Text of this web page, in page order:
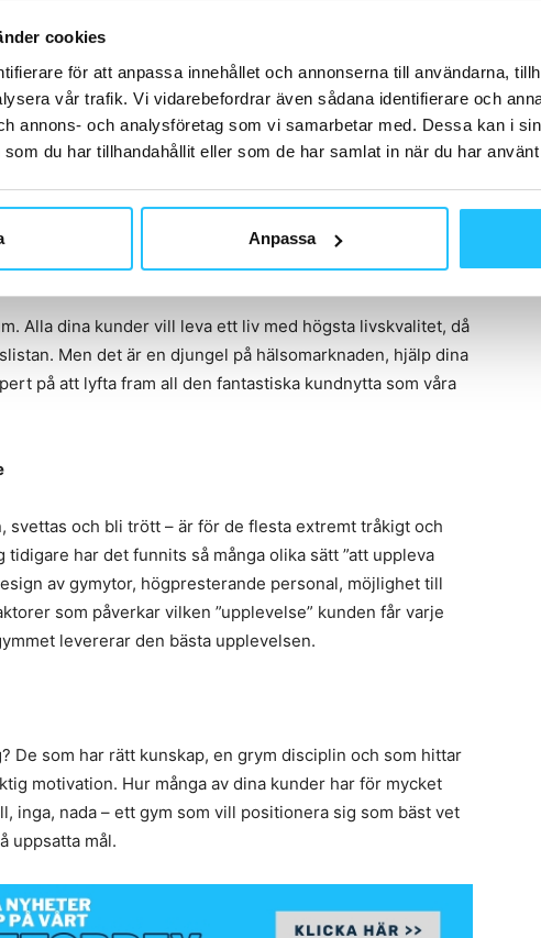
cookies
för att anpassa innehållet och annonserna till användarna,
vår trafik. Vi vidarebefordrar även sådana identifierare och
annons- och analysföretag som vi samarbetar med. Dessa kan i
du har tillhandahållit eller som de har samlat in när du har
Anpassa
dina medarbetare till att besitta en stark drivkraft och en
kommer till jobb, gör ett halvhjärtat arbete och fyller på
ger sällan eller aldrig det där extra. Vill du uppfattas som
vill leverera det lilla extra.
Alla dina kunder vill leva ett liv med högsta livskvalitet, då
Men det är en djungel på hälsomarknaden, hjälp dina
på att lyfta fram all den fantastiska kundnytta som våra
svettas och bli trött – är för de flesta extremt tråkigt och
har det funnits så många olika sätt ”att uppleva
av gymytor, högpresterande personal, möjlighet till
som påverkar vilken ”upplevelse” kunden får varje
levererar den bästa upplevelsen.
De som har rätt kunskap, en grym disciplin och som hittar
motivation. Hur många av dina kunder har för mycket
inga, nada – ett gym som vill positionera sig som bäst vet
uppsatta mål.